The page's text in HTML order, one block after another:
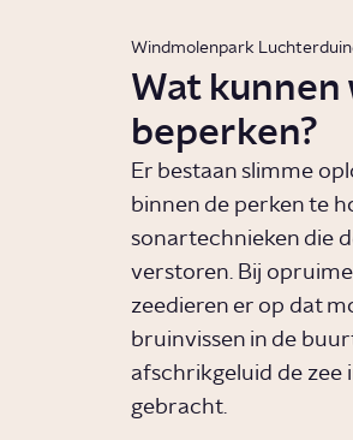
Windmolenpark
Wat kunnen
beperken?
Er bestaan slimme
binnen de perken te
sonartechnieken die
verstoren. Bij
zeedieren er op dat
bruinvissen in de
afschrikgeluid de
gebracht.